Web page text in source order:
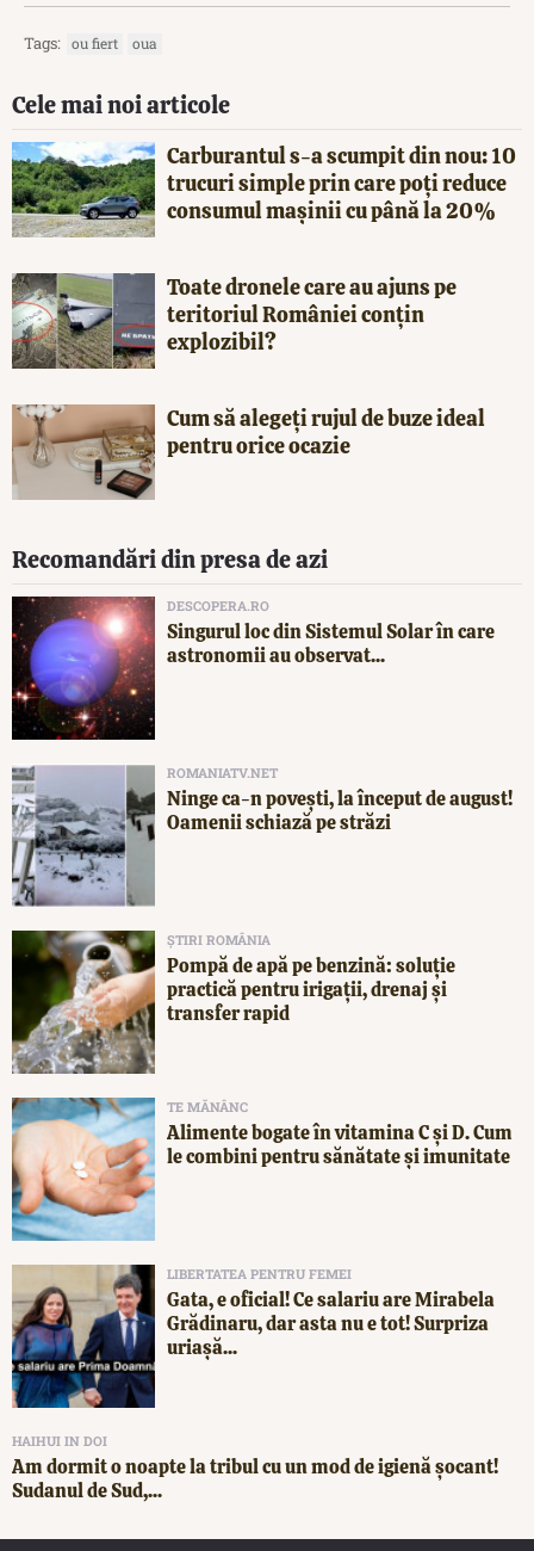
Tags: ou fiert oua
Cele mai noi articole
Carburantul s-a scumpit din nou: 10
trucuri simple prin care poți reduce
consumul mașinii cu până la 20%
Toate dronele care au ajuns pe
teritoriul României conțin
explozibil?
Cum să alegeți rujul de buze ideal
pentru orice ocazie
Recomandări din presa de azi
DESCOPERA.RO
Singurul loc din Sistemul Solar în care
astronomii au observat...
ROMANIATV.NET
Ninge ca-n povești, la început de august!
Oamenii schiază pe străzi
ȘTIRI ROMÂNIA
Pompă de apă pe benzină: soluție
practică pentru irigații, drenaj și
transfer rapid
TE MĂNÂNC
Alimente bogate în vitamina C și D. Cum
le combini pentru sănătate și imunitate
LIBERTATEA PENTRU FEMEI
Gata, e oficial! Ce salariu are Mirabela
Grădinaru, dar asta nu e tot! Surpriza
uriașă...
HAIHUI IN DOI
Am dormit o noapte la tribul cu un mod de igienă șocant!
Sudanul de Sud,...